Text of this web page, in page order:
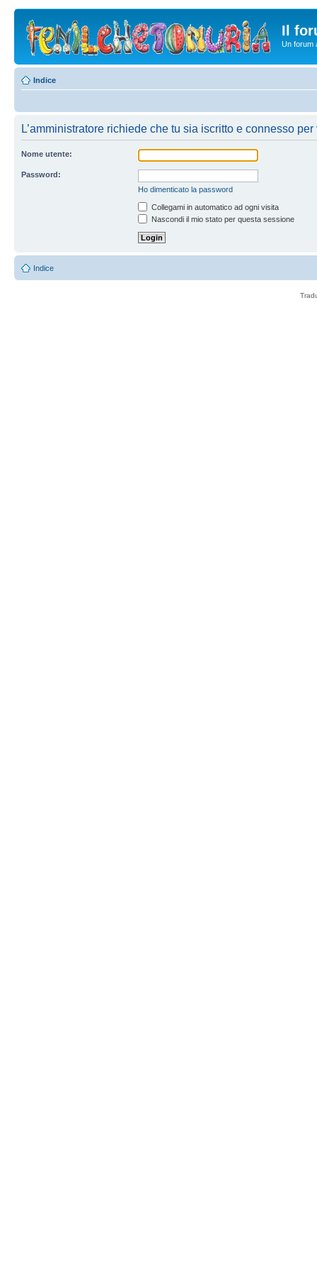
Il
Un forum
Indice
L’amministratore richiede che tu sia iscritto e connesso
Nome utente:
Password:
Ho dimenticato la password
Collegami in automatico ad ogni visita
Nascondi il mio stato per questa sessione
Indice